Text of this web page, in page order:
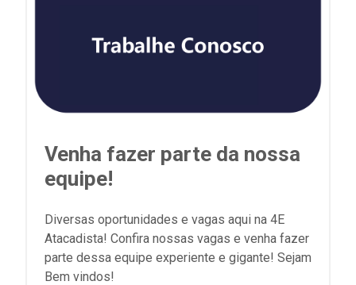
Venha fazer parte da nossa
equipe!
Diversas oportunidades e vagas aqui na 4E
Atacadista! Confira nossas vagas e venha fazer
parte dessa equipe experiente e gigante! Sejam
Bem vindos!